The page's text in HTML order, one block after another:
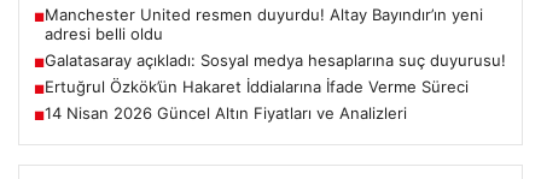
■Manchester United resmen duyurdu! Altay Bayındır’ın yeni
adresi belli oldu
■Galatasaray açıkladı: Sosyal medya hesaplarına suç duyurusu!
■Ertuğrul Özkök’ün Hakaret İddialarına İfade Verme Süreci
■14 Nisan 2026 Güncel Altın Fiyatları ve Analizleri